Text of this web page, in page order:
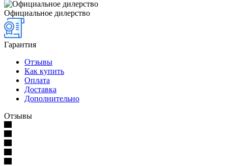
Официальное дилерство
Гарантия
Отзывы
Как купить
Оплата
Доставка
Дополнительно
Отзывы